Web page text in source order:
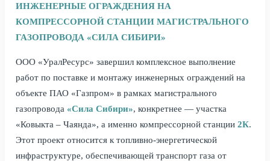
ИНЖЕНЕРНЫЕ ОГРАЖДЕНИЯ НА
КОМПРЕССОРНОЙ СТАНЦИИ МАГИСТРАЛЬНОГО
ГАЗОПРОВОДА «СИЛА СИБИРИ»
ООО «УралРесурс» завершил комплексное выполнение
работ по поставке и монтажу инженерных ограждений на
объекте ПАО «Газпром» в рамках магистрального
газопровода «Сила Сибири», конкретнее — участка
«Ковыкта – Чаянда», а именно компрессорной станции 2К.
Этот проект относится к топливно-энергетической
инфраструктуре, обеспечивающей транспорт газа от